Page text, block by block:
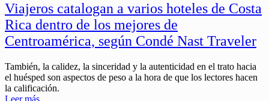
Viajeros catalogan a varios hoteles de Costa
Rica dentro de los mejores de
Centroamérica, según Condé Nast Traveler
También, la calidez, la sinceridad y la autenticidad en el trato hacia
el huésped son aspectos de peso a la hora de que los lectores hacen
la calificación.